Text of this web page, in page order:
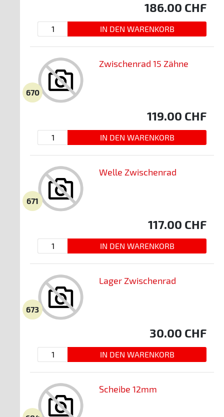
186.00 CHF
670
Zwischenrad 15 Zähne
119.00 CHF
671
Welle Zwischenrad
117.00 CHF
673
Lager Zwischenrad
30.00 CHF
Scheibe 12mm